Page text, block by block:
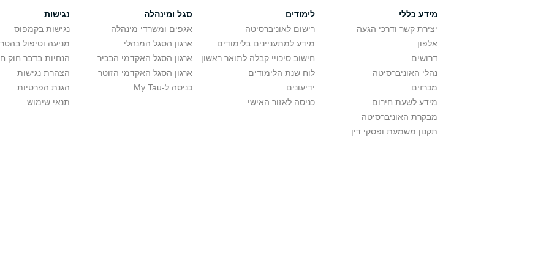
מידע כללי
יצירת קשר ודרכי הגעה
אלפון
דרושים
נהלי האוניברסיטה
מכרזים
מידע לשעת חירום
מבקרת האוניברסיטה
תקנון משמעת ופסקי דין
לימודים
רישום לאוניברסיטה
מידע למתעניינים בלימודים
חישוב סיכויי קבלה לתואר ראשון
לוח שנת הלימודים
ידיעונים
כניסה לאזור האישי
סגל ומינהלה
אגפים ומשרדי מינהלה
ארגון הסגל המנהלי
ארגון הסגל האקדמי הבכיר
ארגון הסגל האקדמי הזוטר
כניסה ל-My Tau
נגישות
נגישות בקמפוס
מניעה וטיפול
הנחיות בדבר חוק
הצהרת נגישות
הגנת הפרטיות
תנאי שימוש